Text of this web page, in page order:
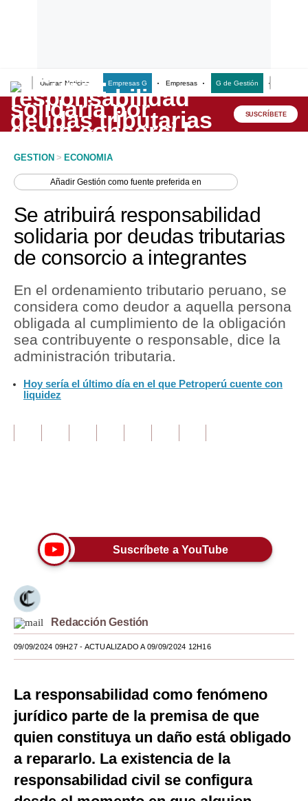
Últimas Noticias Empresas G Empresas G de Gestión
Lo último
Peru Quiosco
Economía
Mercados
Política
Tu Dinero
Finanzas Personales
Inmobiliarias
Opinión
Tendencias
Viajes
Moda
Mundo
EEUU
España
SUSCRÍBETE
GESTION > ECONOMIA
AñadirGestión como fuente preferida en
Se atribuirá responsabilidad
solidaria por deudas tributarias
de consorcio a integrantes
En el ordenamiento tributario peruano, se
considera como deudor a aquella persona
obligada al cumplimiento de la obligación
sea contribuyente o responsable, dice la
administración tributaria.
Hoy sería el último día en el que Petroperú cuente con
liquidez
Suscríbete a YouTube
Redacción Gestión
09/09/2024 09H27- ACTUALIZADO A 09/09/2024 12H16
La responsabilidad como fenómeno
jurídico parte de la premisa de que
quien constituya un daño está obligado
a repararlo. La existencia de la
responsabilidad civil se configura